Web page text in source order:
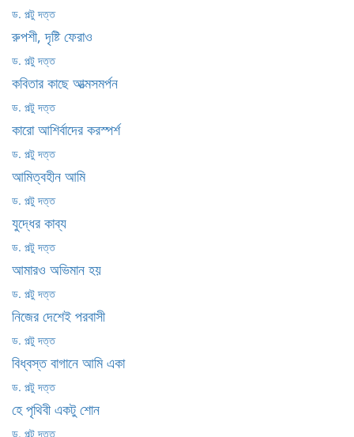
ড. পল্টু দত্ত
রুপশী, দৃষ্টি ফেরাও
ড. পল্টু দত্ত
কবিতার কাছে আত্মসমর্পন
ড. পল্টু দত্ত
কারো আশির্বাদের করস্পর্শ
ড. পল্টু দত্ত
আমিত্বহীন আমি
ড. পল্টু দত্ত
যুদ্ধের কাব্য
ড. পল্টু দত্ত
আমারও অভিমান হয়
ড. পল্টু দত্ত
নিজের দেশেই পরবাসী
ড. পল্টু দত্ত
বিধ্বস্ত বাগানে আমি একা
ড. পল্টু দত্ত
হে পৃথিবী একটু শোন
ড. পল্টু দত্ত